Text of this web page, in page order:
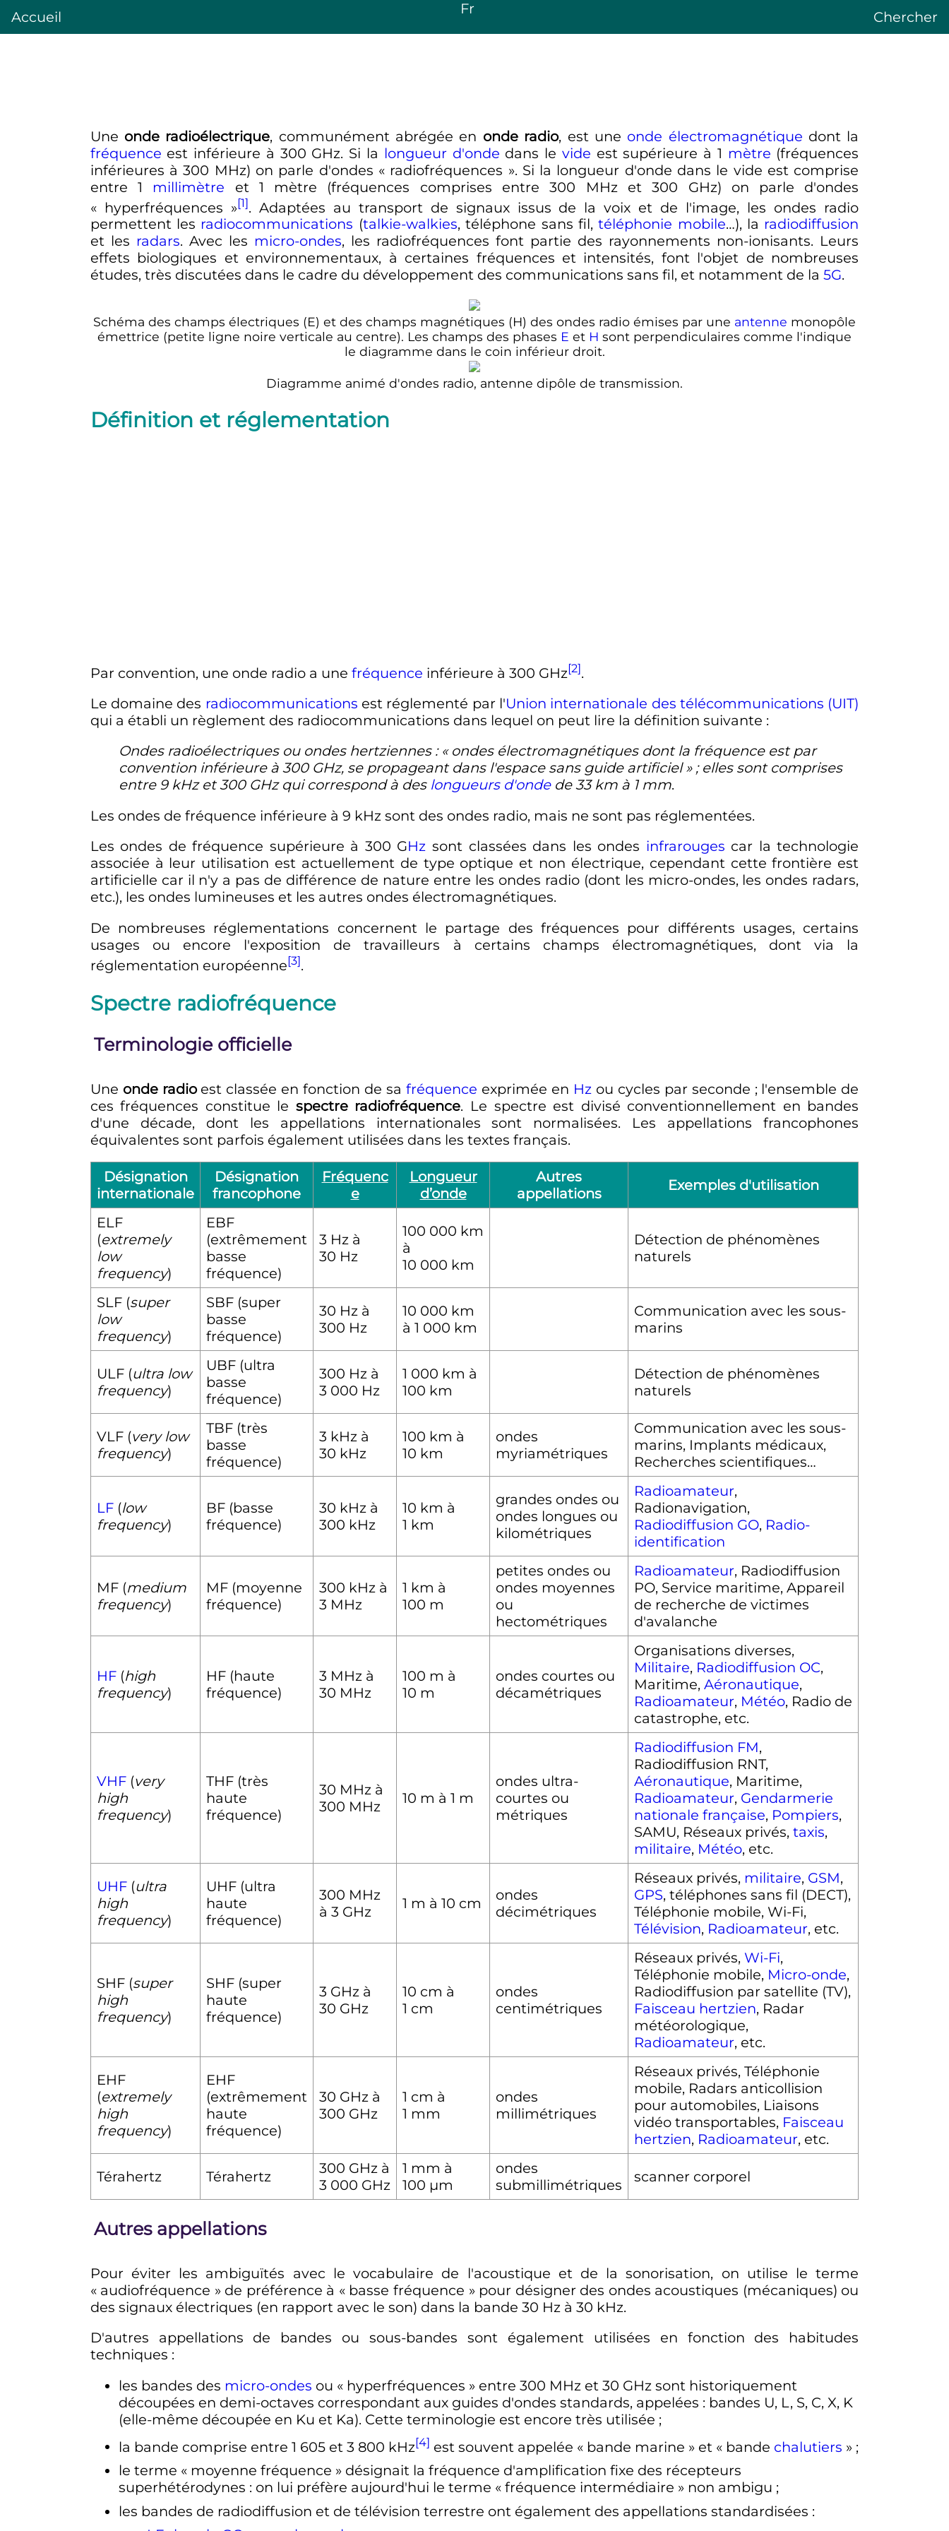
Accueil Fr Chercher
Une onde radioélectrique, communément abrégée en onde radio, est une onde électromagnétique dont la
fréquence est inférieure à 300 GHz. Si la longueur d'onde dans le vide est supérieure à 1 mètre (fréquences
inférieures à300 MHz) on parle d'ondes « radiofréquences ». Si la longueur d'onde dans le vide est comprise
entre 1 millimètre et 1 mètre (fréquences comprises entre300 MHz et300 GHz) on parle d'ondes
« hyperfréquences »[1]. Adaptées au transport de signaux issus de la voix et de l'image, les ondes radio
permettent les radiocommunications (talkie-walkies, téléphone sans fil,téléphonie mobile…), la radiodiffusion
et les radars. Avec les micro-ondes, les radiofréquences font partie des rayonnements non-ionisants. Leurs
effets biologiques et environnementaux, à certaines fréquences et intensités, font l'objet de nombreuses
études, très discutées dans le cadre du développement des communications sans fil, et notamment de la 5G.
Schéma des champs électriques (E) et des champs magnétiques (H) des ondes radio émises par une antenne monopôle
émettrice (petite ligne noire verticale au centre). Les champs des phases E et H sont perpendiculaires comme l'indique
le diagramme dans le coin inférieur droit.
Diagramme animé d'ondes radio, antenne dipôle de transmission.
Définition et réglementation
Par convention, une onde radio a une fréquence inférieure à 300 GHz[2].
Le domaine des radiocommunications est réglementé par l'Union internationale des télécommunications (UIT)
qui a établi un règlement des radiocommunications dans lequel on peut lire la définition suivante :
Ondes radioélectriques ou ondes hertziennes : « ondes électromagnétiques dont la fréquence est par
convention inférieure à 300 GHz, se propageant dans l'espace sans guide artificiel » ; elles sont comprises
entre 9 kHzet300 GHzqui correspond à des longueurs d'ondede33 kmà 1 mm.
Les ondes de fréquence inférieure à 9 kHzsont des ondes radio, mais ne sont pas réglementées.
Les ondes de fréquence supérieure à 300 GHz sont classées dans les ondes infrarouges car la technologie
associée à leur utilisation est actuellement de type optique et non électrique, cependant cette frontière est
artificielle car il n'y a pas de différence de nature entre les ondes radio (dont les micro-ondes, les ondes radars,
etc.), les ondes lumineuses et les autres ondes électromagnétiques.
De nombreuses réglementations concernent le partage des fréquences pour différents usages, certains
usages ou encore l'exposition de travailleurs à certains champs électromagnétiques, dont via la
réglementation européenne[3].
Spectre radiofréquence
Terminologie officielle
Une onde radioest classée en fonction de safréquence exprimée en Hz ou cycles par seconde ; l'ensemble de
ces fréquences constitue le spectre radiofréquence. Le spectre est divisé conventionnellement en bandes
d'une décade, dont les appellations internationales sont normalisées. Les appellations francophones
équivalentes sont parfois également utilisées dans les textes français.
Désignation
internationale
Désignation
francophone
Fréquenc
e
Longueur
d’onde
Autres
appellations
Exemples d'utilisation
ELF
(extremely
low
frequency)
EBF
(extrêmement
basse
fréquence)
3 Hz à
30 Hz
100 000 km
à
10 000 km
Détection de phénomènes
naturels
SLF (super
low
frequency)
SBF (super
basse
fréquence)
30 Hz à
300 Hz
10 000 km
à 1 000 km
Communication avec les sous-
marins
ULF (ultra low
frequency)
UBF (ultra
basse
fréquence)
300 Hz à
3 000 Hz
1 000 km à
100 km
Détection de phénomènes
naturels
VLF (very low
frequency)
TBF (très
basse
fréquence)
3 kHz à
30 kHz
100 km à
10 km
ondes
myriamétriques
Communication avec les sous-
marins, Implants médicaux,
Recherches scientifiques…
LF (low
frequency)
BF (basse
fréquence)
30 kHz à
300 kHz
10 km à
1 km
grandes ondes ou
ondes longues ou
kilométriques
Radioamateur,
Radionavigation,
Radiodiffusion GO, Radio-
identification
MF (medium
frequency)
MF (moyenne
fréquence)
300 kHz à
3 MHz
1 km à
100 m
petites ondes ou
ondes moyennes
ou
hectométriques
Radioamateur, Radiodiffusion
PO, Service maritime, Appareil
de recherche de victimes
d'avalanche
HF (high
frequency)
HF (haute
fréquence)
3 MHz à
30 MHz
100 m à
10 m
ondes courtes ou
décamétriques
Organisations diverses,
Militaire, Radiodiffusion OC,
Maritime, Aéronautique,
Radioamateur, Météo, Radio de
catastrophe, etc.
VHF (very
high
frequency)
THF (très
haute
fréquence)
30 MHz à
300 MHz 10 m à 1 m
ondes ultra-
courtes ou
métriques
Radiodiffusion FM,
Radiodiffusion RNT,
Aéronautique, Maritime,
Radioamateur, Gendarmerie
nationale française, Pompiers,
SAMU, Réseaux privés, taxis,
militaire, Météo, etc.
UHF (ultra
high
frequency)
UHF (ultra
haute
fréquence)
300 MHz
à 3 GHz 1 m à 10 cm
ondes
décimétriques
Réseaux privés, militaire, GSM,
GPS, téléphones sans fil (DECT),
Téléphonie mobile, Wi-Fi,
Télévision, Radioamateur, etc.
SHF (super
high
frequency)
SHF (super
haute
fréquence)
3 GHz à
30 GHz
10 cm à
1 cm
ondes
centimétriques
Réseaux privés, Wi-Fi,
Téléphonie mobile, Micro-onde,
Radiodiffusion par satellite (TV),
Faisceau hertzien, Radar
météorologique,
Radioamateur, etc.
EHF
(extremely
high
frequency)
EHF
(extrêmement
haute
fréquence)
30 GHz à
300 GHz
1 cm à
1 mm
ondes
millimétriques
Réseaux privés, Téléphonie
mobile, Radars anticollision
pour automobiles, Liaisons
vidéo transportables, Faisceau
hertzien, Radioamateur, etc.
Térahertz Térahertz 300 GHz à
3 000 GHz
1 mm à
100 µm
ondes
submillimétriques
scanner corporel
Autres appellations
Pour éviter les ambiguïtés avec le vocabulaire de l'acoustique et de la sonorisation, on utilise le terme
« audiofréquence » de préférence à « basse fréquence » pour désigner des ondes acoustiques (mécaniques) ou
des signaux électriques (en rapport avec le son) dans la bande 30 Hz à 30 kHz.
D'autres appellations de bandes ou sous-bandes sont également utilisées en fonction des habitudes
techniques :
les bandes des micro-ondes ou « hyperfréquences » entre 300 MHzet 30 GHzsont historiquement
découpées en demi-octaves correspondant aux guides d'ondes standards, appelées : bandes U, L, S, C, X, K
(elle-même découpée en Ku et Ka). Cette terminologie est encore très utilisée ;
la bande comprise entre 1 605et 3 800 kHz[4] est souvent appelée « bande marine » et « bande chalutiers » ;
le terme « moyenne fréquence » désignait la fréquence d'amplification fixe des récepteurs
superhétérodynes : on lui préfère aujourd'hui le terme « fréquence intermédiaire » non ambigu ;
les bandes de radiodiffusion et de télévision terrestre ont également des appellations standardisées :